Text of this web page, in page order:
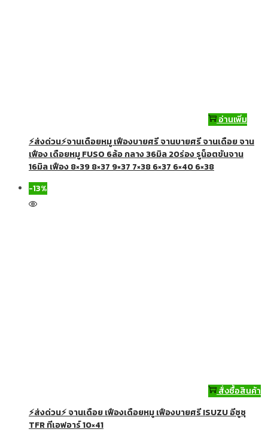
อ่านเพิ่ม
⚡ส่งด่วน⚡จานเดือยหมู เฟืองบายศรี จานบายศรี จานเดือย จาน
เฟือง เดือยหมู FUSO 6ล้อ กลาง 36มิล 20ร่อง รูน็อตขันจาน
16มิล เฟือง 8×39 8×37 9×37 7×38 6×37 6×40 6×38
-13%
สั่งซื้อสินค้า
⚡ส่งด่วน⚡ จานเดือย เฟืองเดือยหมู เฟืองบายศรี ISUZU อีซูซุ
TFR ทีเอฟอาร์ 10×41